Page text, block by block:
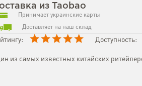
из Taobao
Принимает украинские карты
Доставляет на наш склад
Доступность:
из самых известных китайских